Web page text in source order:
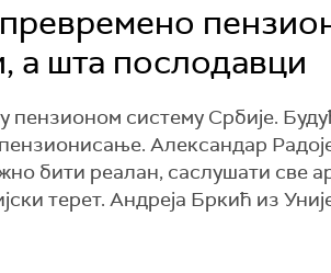
а шта послодавци
пензионом систему Србије.
Александар
бити реалан, саслушати све
терет. Андреја Бркић из